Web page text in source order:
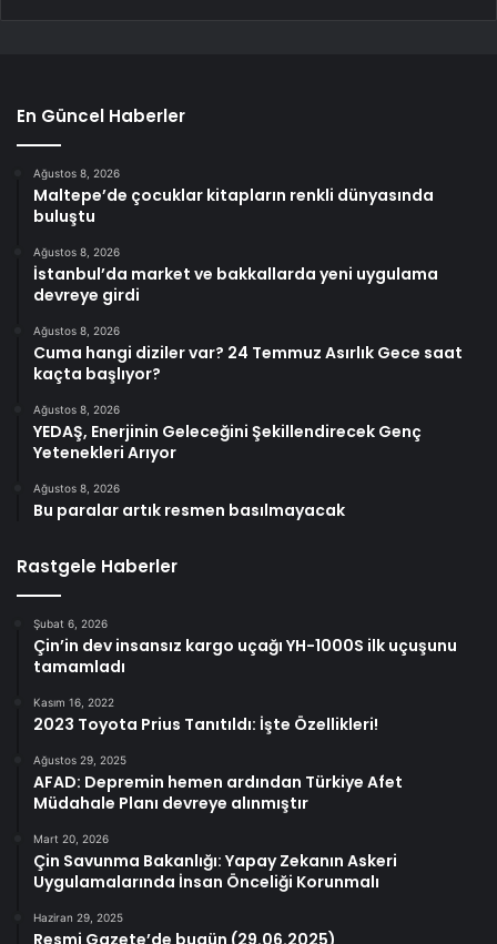
En Güncel Haberler
Ağustos 8, 2026
Maltepe’de çocuklar kitapların renkli dünyasında
buluştu
Ağustos 8, 2026
İstanbul’da market ve bakkallarda yeni uygulama
devreye girdi
Ağustos 8, 2026
Cuma hangi diziler var? 24 Temmuz Asırlık Gece saat
kaçta başlıyor?
Ağustos 8, 2026
YEDAŞ, Enerjinin Geleceğini Şekillendirecek Genç
Yetenekleri Arıyor
Ağustos 8, 2026
Bu paralar artık resmen basılmayacak
Rastgele Haberler
Şubat 6, 2026
Çin’in dev insansız kargo uçağı YH-1000S ilk uçuşunu
tamamladı
Kasım 16, 2022
2023 Toyota Prius Tanıtıldı: İşte Özellikleri!
Ağustos 29, 2025
AFAD: Depremin hemen ardından Türkiye Afet
Müdahale Planı devreye alınmıştır
Mart 20, 2026
Çin Savunma Bakanlığı: Yapay Zekanın Askeri
Uygulamalarında İnsan Önceliği Korunmalı
Haziran 29, 2025